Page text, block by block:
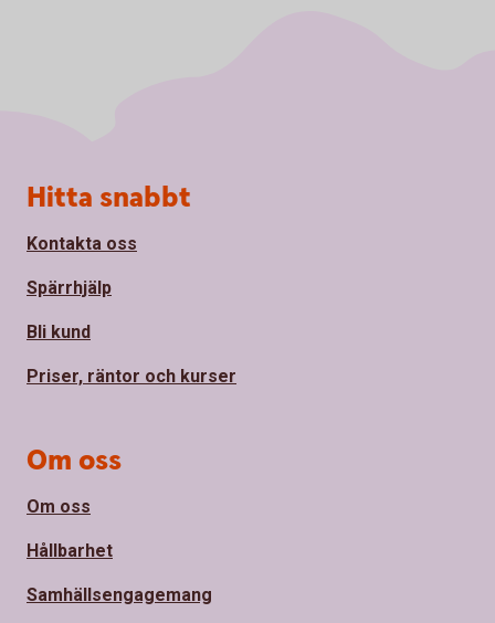
Sidfot
Hitta snabbt
Kontakta oss
Spärrhjälp
Bli kund
Priser, räntor och kurser
Om oss
Om oss
Hållbarhet
Samhällsengagemang